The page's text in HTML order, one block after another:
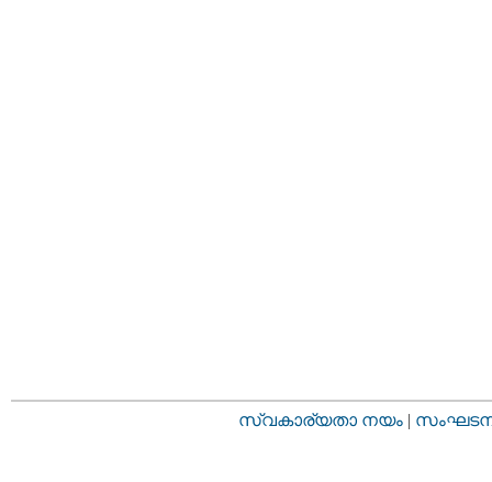
സ്വകാര്യതാ നയം |